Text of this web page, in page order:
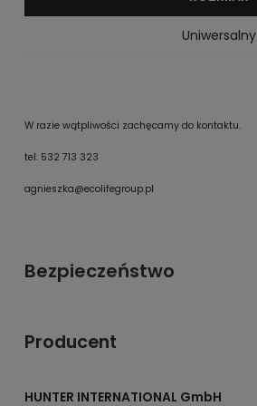
Uniwersalny
W razie wątpliwości zachęcamy do kontaktu.
tel: 532 713 323
agnieszka@ecolifegroup.pl
Bezpieczeństwo
Producent
HUNTER INTERNATIONAL GmbH